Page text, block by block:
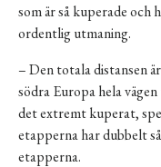
som är så kuperade och
ordentlig utmaning.
– Den totala distansen
södra Europa hela
det extremt kuperat,
etapperna har dubbelt
etapperna.